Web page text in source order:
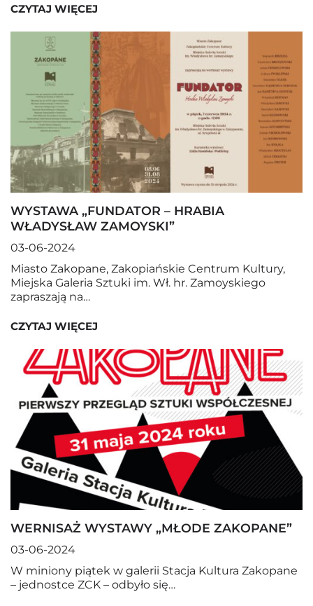
CZYTAJ WIĘCEJ
WYSTAWA „FUNDATOR – HRABIA
WŁADYSŁAW ZAMOYSKI”
03-06-2024
Miasto Zakopane, Zakopiańskie Centrum Kultury,
Miejska Galeria Sztuki im. Wł. hr. Zamoyskiego
zapraszają na…
CZYTAJ WIĘCEJ
WERNISAŻ WYSTAWY „MŁODE ZAKOPANE”
03-06-2024
W miniony piątek w galerii Stacja Kultura Zakopane
– jednostce ZCK – odbyło się…